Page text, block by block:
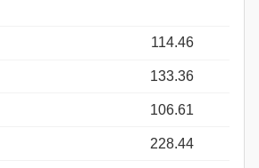
114.46
133.36
106.61
228.44